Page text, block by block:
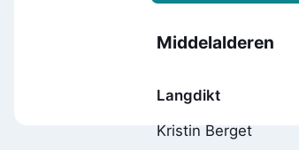
Middelalderen
Langdikt
Kristin Berget